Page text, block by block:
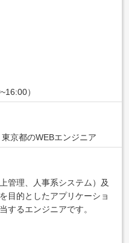
）
京都のWEBエンジニア
管理、人事系システム）及
目的としたアプリケーショ
するエンジニアです。